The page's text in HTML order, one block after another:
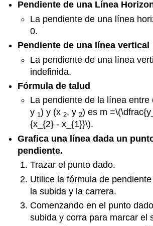
Pendiente de una Línea
La pendiente de una línea
0.
Pendiente de una línea vertical
La pendiente de una línea
indefinida.
Fórmula de talud
La pendiente de la línea entre
y 1) y (x 2, y 2) es m =
{x_{2} - x_{1}}\).
Grafica una línea dada un
pendiente.
Trazar el punto dado.
Utilice la fórmula de
la subida y la carrera.
Comenzando en el punto
subida y corra para marcar el